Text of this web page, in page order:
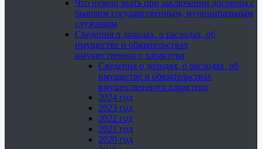
Что нужно знать при заключении договора с
бывшим государственным, муниципальным
служащим
Сведения о доходах, о расходах, об
имуществе и обязательствах
имущественного характера
Сведения о доходах, о расходах, об
имуществе и обязательствах
имущественного характера
2024 год
2023 год
2022 год
2021 год
2020 год